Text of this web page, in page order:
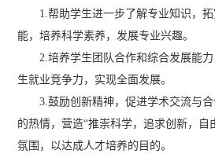
1.帮助学生进一步了解专业知识，
能，培养科学素养，发展专业兴趣。
2.培养学生团队合作和综合发展能
生就业竞争力，实现全面发展。
3.鼓励创新精神，促进学术交流与
的热情，营造“推崇科学，追求创新，自
氛围，以达成人才培养的目的。